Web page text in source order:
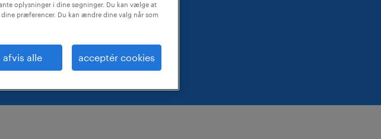
oplysninger i dine søgninger. Du kan vælge at
præferencer. Du kan ændre dine valg når som
afvis alle acceptér cookies